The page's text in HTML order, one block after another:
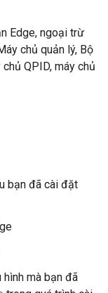
Edge, ngoại trừ
chủ quản lý, Bộ
QPID, máy chủ
bạn đã cài đặt
hình mà bạn đã